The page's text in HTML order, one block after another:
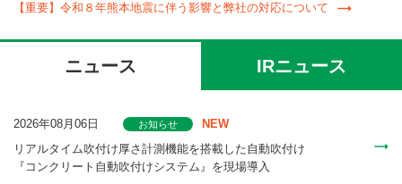
【重要】令和８年熊本地震に伴う影響と弊社の対応について
ニュース IRニュース
2026年08月06日 お知らせ
NEW
リアルタイム吹付け厚さ計測機能を搭載した自動吹付け
『コンクリート自動吹付けシステム』を現場導入